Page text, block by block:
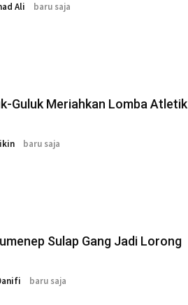
Ali baru saja
Guluk Meriahkan Lomba Atletik
baru saja
Sulap Gang Jadi Lorong
baru saja